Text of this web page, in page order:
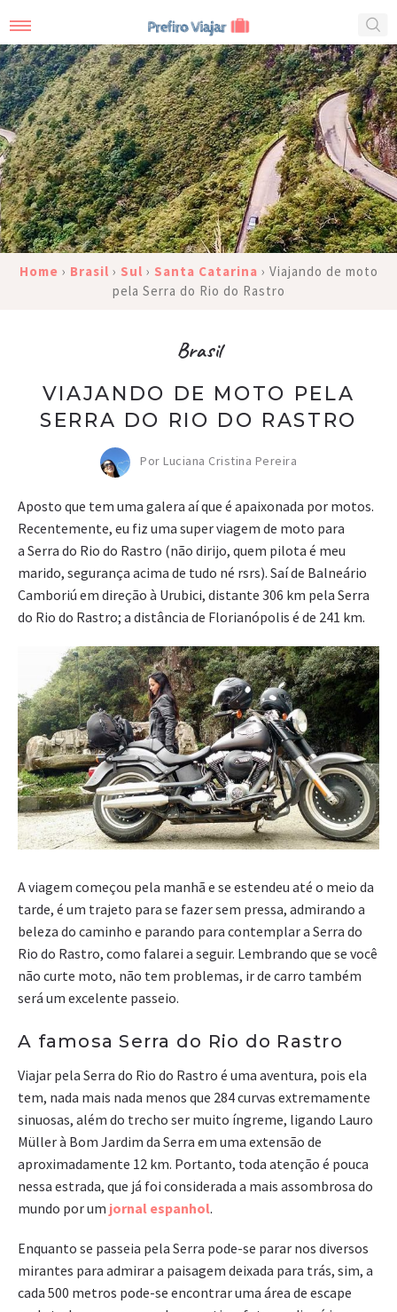
Home › Brasil › Sul › Santa Catarina › Viajando de moto
pela Serra do Rio do Rastro
Brasil
VIAJANDO DE MOTO PELA
SERRA DO RIO DO RASTRO
Por Luciana Cristina Pereira
Aposto que tem uma galera aí que é apaixonada por motos.
Recentemente, eu fiz uma super viagem de moto para
a Serra do Rio do Rastro (não dirijo, quem pilota é meu
marido, segurança acima de tudo né rsrs). Saí de Balneário
Camboriú em direção à Urubici, distante 306 km pela Serra
do Rio do Rastro; a distância de Florianópolis é de 241 km.
A viagem começou pela manhã e se estendeu até o meio da
tarde, é um trajeto para se fazer sem pressa, admirando a
beleza do caminho e parando para contemplar a Serra do
Rio do Rastro, como falarei a seguir. Lembrando que se você
não curte moto, não tem problemas, ir de carro também
será um excelente passeio.
A famosa Serra do Rio do Rastro
Viajar pela Serra do Rio do Rastro é uma aventura, pois ela
tem, nada mais nada menos que 284 curvas extremamente
sinuosas, além do trecho ser muito íngreme, ligando Lauro
Müller à Bom Jardim da Serra em uma extensão de
aproximadamente 12 km. Portanto, toda atenção é pouca
nessa estrada, que já foi considerada a mais assombrosa do
mundo por um jornal espanhol.
Enquanto se passeia pela Serra pode-se parar nos diversos
mirantes para admirar a paisagem deixada para trás, sim, a
cada 500 metros pode-se encontrar uma área de escape